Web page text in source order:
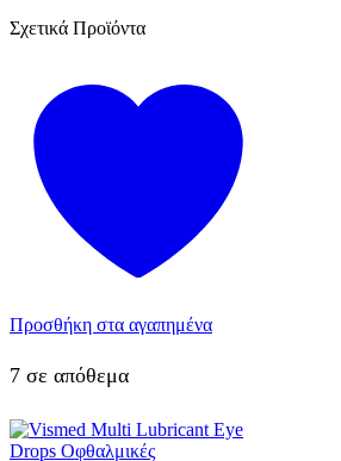
Σχετικά Προϊόντα
Προσθήκη στα αγαπημένα
7 σε απόθεμα